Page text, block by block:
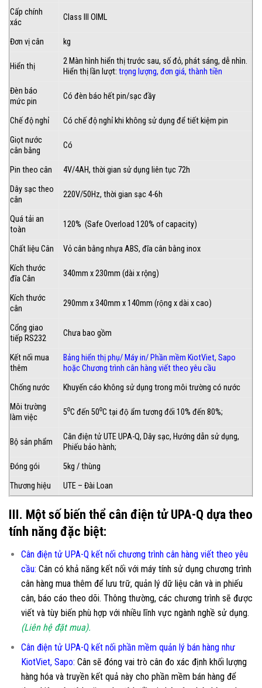
Cấp chính
xác
Class III OIML
Đơn vị cân kg
Hiển thị
2 Màn hình hiển thị trước sau, số đỏ, phát sáng, dễ nhìn.
Hiển thị lần lượt:trọng lượng, đơn giá, thành tiền
Đèn báo
mức pin
Có đèn báo hết pin/sạc đầy
Chế độ nghỉ
Có chế độ nghỉ khi không sử dụng để tiết kiệm pin
Giọt nước
cân bằng
Có
Pin theo cân
4V/4AH, thời gian sử dụng liên tục 72h
Dây sạc theo
cân
220V/50Hz, thời gian sạc 4-6h
Quá tải an
toàn
120% (Safe Overload 120% of capacity)
Chất liệu Cân
Vỏ cân bằng nhựa ABS, đĩa cân bằng inox
Kích thước
đĩa Cân
340mm x 230mm (dài x rộng)
Kích thước
cân
290mm x 340mm x 140mm (rộng x dài x cao)
Cổng giao
tiếp RS232
Chưa bao gồm
Kết nối mua
thêm
Bảng hiển thị phụ/ Máy in/ Phần mềm KiotViet, Sapo
hoặcChương trình cân hàng viết theo yêu cầu
Chống nước
Khuyến cáo không sử dụng trong môi trường có nước
Môi trường
làm việc
5⁰C đến 50⁰C tại độ ẩm tương đối 10% đến 80%;
Bộ sản phẩm
Cân điện tử UTE UPA-Q, Dây sạc, Hướng dẫn sử dụng,
Phiếu bảo hành;
Đóng gói
5kg / thùng
Thương hiệu
UTE – Đài Loan
III. Một số biến thể cân điện tử UPA-Q dựa theo
tính năng đặc biệt:
Cân điện tử UPA-Q kết nối chương trình cân hàng viết theo yêu
cầu: Cân có khả năng kết nối với máy tính sử dụng chương trình
cân hàng mua thêm để lưu trữ, quản lý dữ liệu cân và in phiếu
cân, báo cáo theo dõi. Thông thường, các chương trình sẽ được
viết và tùy biến phù hợp với nhiều lĩnh vực ngành nghề sử dụng.
(Liên hệ đặt mua).
Cân điện tử UPA-Q kết nối phần mềm quản lý bán hàng như
KiotViet, Sapo: Cân sẽ đóng vai trò cân đo xác định khối lượng
hàng hóa và truyền kết quả này cho phần mềm bán hàng để